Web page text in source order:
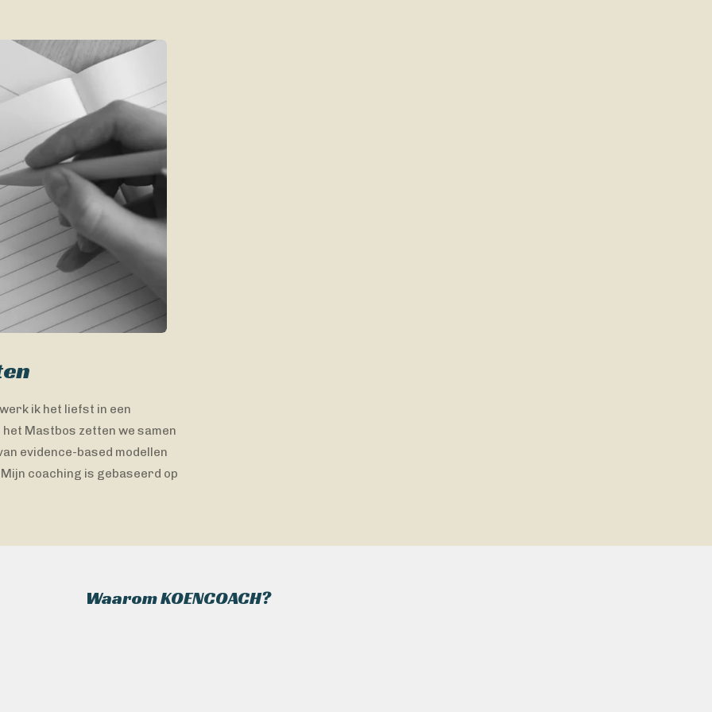
ik het liefst in een
Mastbos zetten we samen
evidence-based modellen
coaching is gebaseerd op
Waarom KOENCOACH?